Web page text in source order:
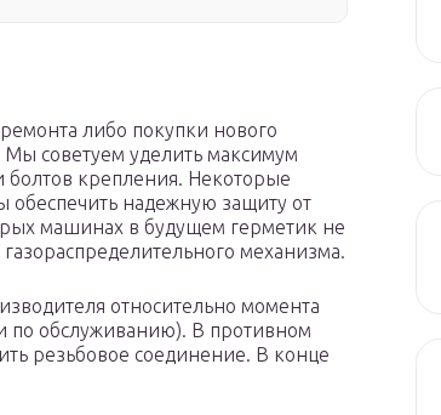
либо покупки нового
Мы советуем уделить максимум
болтов крепления. Некоторые
обеспечить надежную защиту от
машинах в будущем герметик не
механизма.
относительно момента
по обслуживанию). В противном
резьбовое соединение. В конце